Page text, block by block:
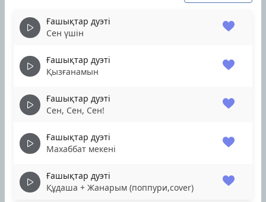
Ғашықтар дуэті
Сен үшін
Ғашықтар дуэті
Қызғанамын
Ғашықтар дуэті
Сен, Сен, Сен!
Ғашықтар дуэті
Махаббат мекені
Ғашықтар дуэті
Құдаша + Жанарым (поппури,cover)